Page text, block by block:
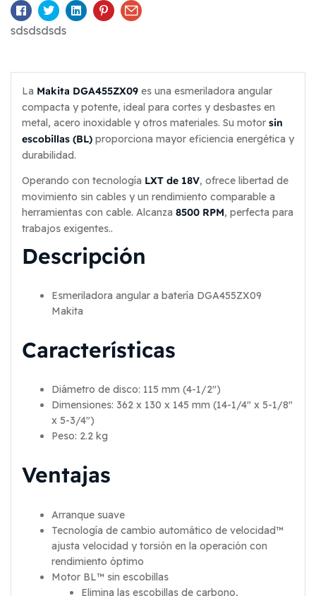
Facebook
TwitterLinkedinPinterestEmail
sdsdsdsds
La Makita DGA455ZX09 es una esmeriladora angular
compacta y potente, ideal para cortes y desbastes en
metal, acero inoxidable y otros materiales. Su motor sin
escobillas (BL) proporciona mayor eficiencia energética y
durabilidad.
Operando con tecnología LXT de 18V, ofrece libertad de
movimiento sin cables y un rendimiento comparable a
herramientas con cable. Alcanza 8500 RPM, perfecta para
trabajos exigentes..
Descripción
Esmeriladora angular a batería DGA455ZX09
Makita
Características
Diámetro de disco: 115 mm (4-1/2″)
Dimensiones: 362 x 130 x 145 mm (14-1/4″ x 5-1/8″
x 5-3/4″)
Peso: 2.2 kg
Ventajas
Arranque suave
Tecnología de cambio automático de velocidad™
ajusta velocidad y torsión en la operación con
rendimiento óptimo
Motor BL™ sin escobillas
Elimina las escobillas de carbono,